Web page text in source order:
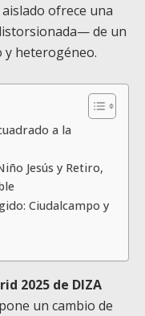
ofrece una
de un
y heterogéneo.
a la
Jesús y Retiro,
Ciudalcampo y
2025 de DIZA
un cambio de